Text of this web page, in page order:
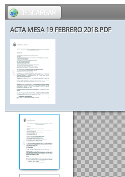
DESCARGAR
ACTA MESA 19 FEBRERO 2018.PDF